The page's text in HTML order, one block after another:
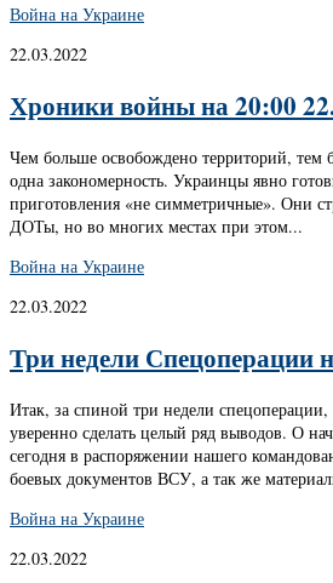
Война на Украине
22.03.2022
Хроники войны на 20:00
Чем больше освобождено территорий, тем
одна закономерность. Украинцы явно
приготовления «не симметричные». Они
ДОТы, но во многих местах при этом...
Война на Украине
22.03.2022
Три недели Спецоперации
Итак, за спиной три недели
уверенно сделать целый ряд выводов. О
сегодня в распоряжении нашего
боевых документов ВСУ, а так же
Война на Украине
22.03.2022